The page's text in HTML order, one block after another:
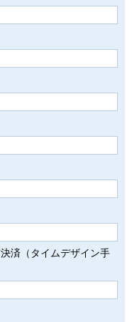
済（タイムデザイン手